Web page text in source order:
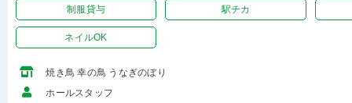
制服貸与 駅チカ
ネイルOK
焼き鳥 幸の鳥 うなぎのぼり
ホールスタッフ